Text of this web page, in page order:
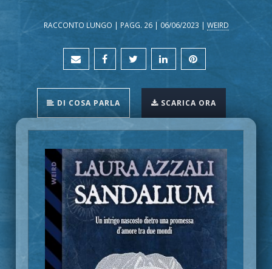
RACCONTO LUNGO | PAGG. 26 | 06/06/2023 | WEIRD
DI COSA PARLA SCARICA ORA